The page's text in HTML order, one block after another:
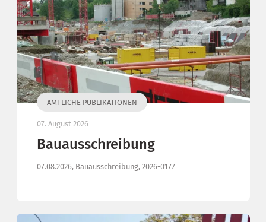
AMTLICHE PUBLIKATIONEN
07. August 2026
Bauausschreibung
07.08.2026, Bauausschreibung, 2026-0177